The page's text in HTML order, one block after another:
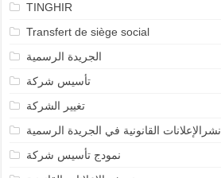
TINGHIR
Transfert de siège social
الجريدة الرسمية
تأسيس شركة
تغيير الشركة
نشرالإعلانات القانونية في الجريدة الرسمية
نمودج تأسيس شركة